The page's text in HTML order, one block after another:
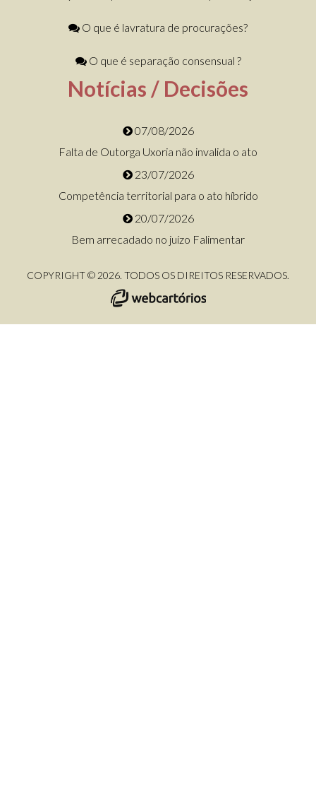
O que é lavratura de procurações?
O que é separação consensual ?
Notícias / Decisões
07/08/2026
Falta de Outorga Uxoria não invalida o ato
23/07/2026
Competência territorial para o ato híbrido
20/07/2026
Bem arrecadado no juízo Falimentar
COPYRIGHT © 2026. TODOS OS DIREITOS RESERVADOS.